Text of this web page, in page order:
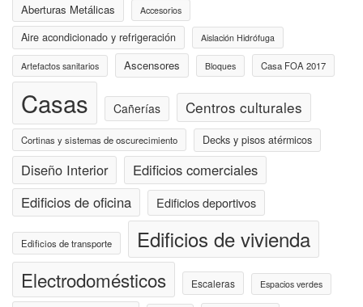
Aberturas Metálicas Accesorios
Aire acondicionado y refrigeración Aislación Hidrófuga
Artefactos sanitarios Ascensores Bloques Casa FOA 2017
Casas Cañerías Centros culturales
Cortinas y sistemas de oscurecimiento Decks y pisos atérmicos
Diseño Interior
Edificios comerciales
Edificios de oficina
Edificios deportivos
Edificios de transporte Edificios de vivienda
Electrodomésticos Escaleras Espacios verdes